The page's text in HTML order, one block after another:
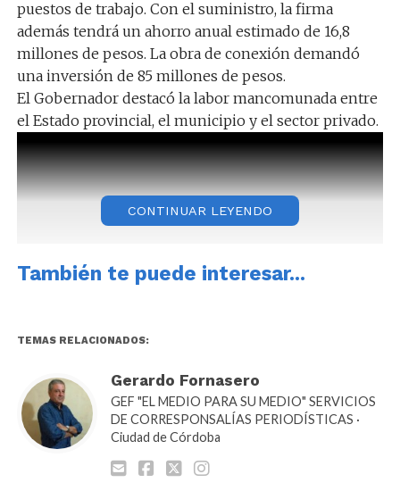
puestos de trabajo. Con el suministro, la firma
además tendrá un ahorro anual estimado de 16,8
millones de pesos. La obra de conexión demandó
una inversión de 85 millones de pesos.
El Gobernador destacó la labor mancomunada entre
el Estado provincial, el municipio y el sector privado.
CONTINUAR LEYENDO
También te puede interesar...
TEMAS RELACIONADOS:
Gerardo Fornasero
GEF "EL MEDIO PARA SU MEDIO" SERVICIOS
DE CORRESPONSALÍAS PERIODÍSTICAS ·
Ciudad de Córdoba